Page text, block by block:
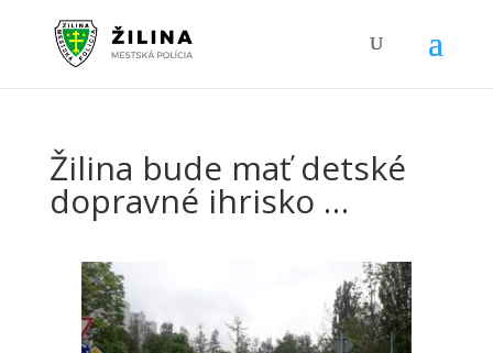
Žilina bude mať detské
dopravné ihrisko …